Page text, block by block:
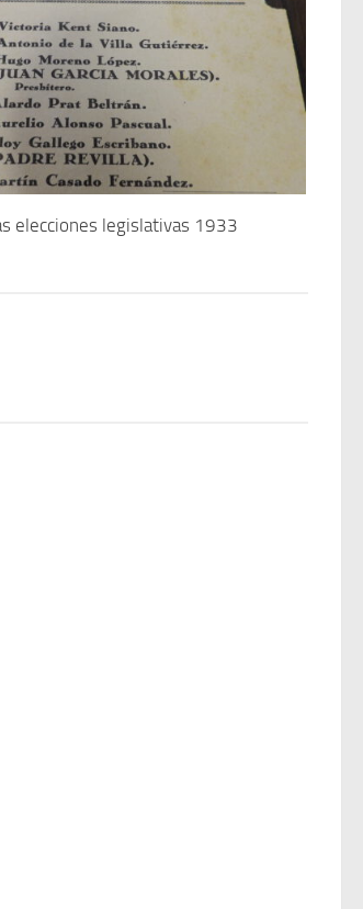
elecciones legislativas 1933